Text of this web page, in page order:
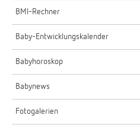
BMI-Rechner
Baby-Entwicklungskalender
Babyhoroskop
Babynews
Fotogalerien